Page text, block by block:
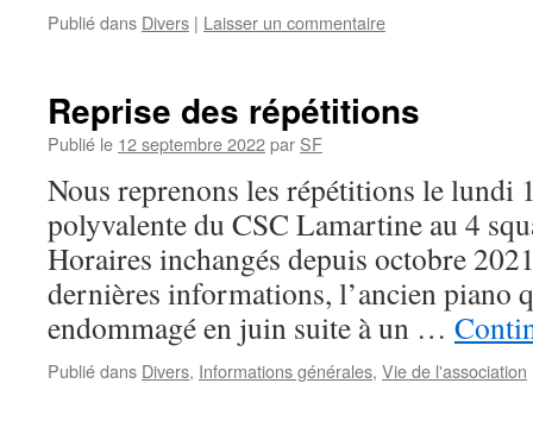
Publié dans Divers | Laisser un commentaire
Reprise des répétitions
Publié le 12 septembre 2022par SF
Nous reprenons les répétitions le lundi
polyvalente du CSC Lamartine au 4
Horaires inchangés depuis octobre
dernières informations, l’ancien piano
endommagé en juin suite à un …
Publié dans Divers, Informations générales, Vie de l'association